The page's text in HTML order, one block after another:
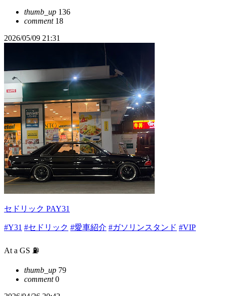
thumb_up 136
comment18
2026/05/09 21:31
セドリック PAY31
#Y31 #セドリック #愛車紹介 #ガソリンスタンド #VIP
At a GS ⛽️
thumb_up 79
comment0